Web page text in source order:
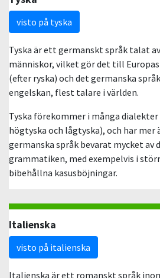
visto på tyska
Tyska är ett germanskt språk talat
människor, vilket gör det till
(efter ryska) och det germanska
engelskan, flest talare i världen.
Tyska förekommer i många
högtyska och lågtyska), och har mer
germanska språk bevarat mycket av
grammatiken, med exempelvis i
bibehållna kasusböjningar.
Italienska
visto på italienska
Italienska är ett romanskt språk